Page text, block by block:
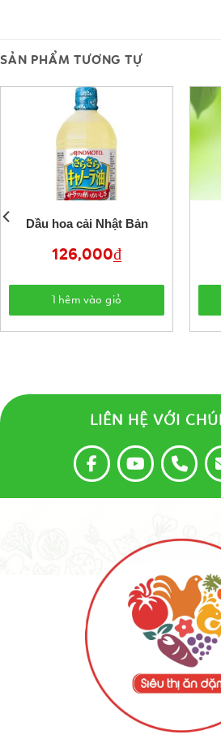
SẢN PHẨM TƯƠNG TỰ
Dầu hoa cải Nhật Bản
126,000₫
Thêm vào giỏ
LIÊN HỆ VỚI